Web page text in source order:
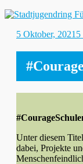
Stadtjugendring
Gepostet
5 Oktober, 2021 5
Unter diesem
dabei, Projekte